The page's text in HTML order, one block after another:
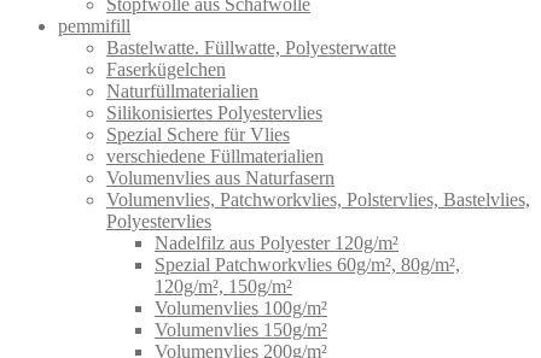
pemmifill
Bastelwatte. Füllwatte, Polyesterwatte
Faserkügelchen
Naturfüllmaterialien
Silikonisiertes Polyestervlies
Spezial Schere für Vlies
verschiedene Füllmaterialien
Volumenvlies aus Naturfasern
Volumenvlies, Patchworkvlies, Polstervlies, Bastelvlies,
Polyestervlies
Nadelfilz aus Polyester 120g/m²
Spezial Patchworkvlies 60g/m², 80g/m²,
120g/m², 150g/m²
Volumenvlies 100g/m²
Volumenvlies 150g/m²
Volumenvlies 200g/m²